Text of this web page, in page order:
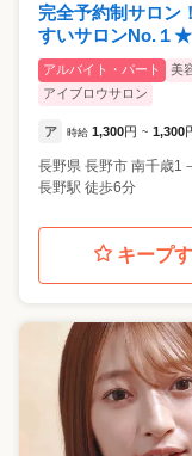
完全予約制サロン
すいサロンNo.１★
アルバイト・パート 美
アイブロウサロン
ア 時給 1,300円 ~ 1,300
長野県 長野市 南千歳1
長野駅 徒歩6分
キープ